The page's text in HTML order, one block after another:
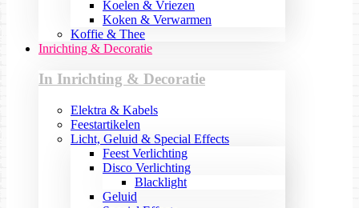
Koelen & Vriezen
Koken & Verwarmen
Koffie & Thee
Inrichting & Decoratie
In Inrichting & Decoratie
Elektra & Kabels
Feestartikelen
Licht, Geluid & Special Effects
Feest Verlichting
Disco Verlichting
Blacklight
Geluid